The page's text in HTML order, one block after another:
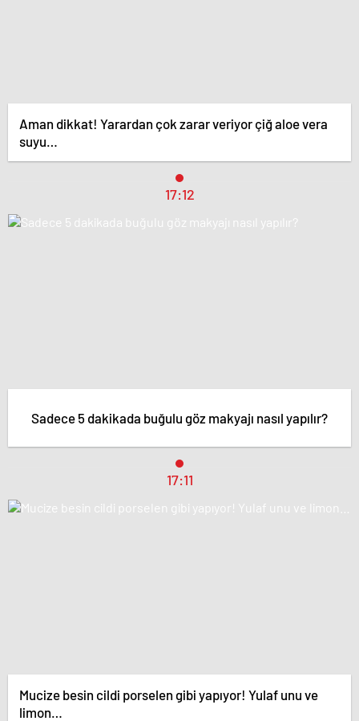
Aman dikkat! Yarardan çok zarar veriyor çiğ aloe vera
suyu…
17:12
Sadece 5 dakikada buğulu göz makyajı nasıl yapılır?
17:11
Mucize besin cildi porselen gibi yapıyor! Yulaf unu ve
limon…